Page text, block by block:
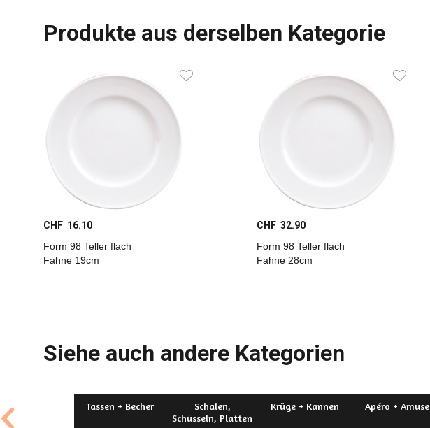
Produkte aus derselben Kategorie
CHF 16.10
Form 98 Teller flach
Fahne 19cm
CHF 32.90
Form 98 Teller flach
Fahne 28cm
Siehe auch andere Kategorien
Tassen + Becher
Schalen,
Schüsseln, Platten
Krüge + Kannen Apéro + Amuse